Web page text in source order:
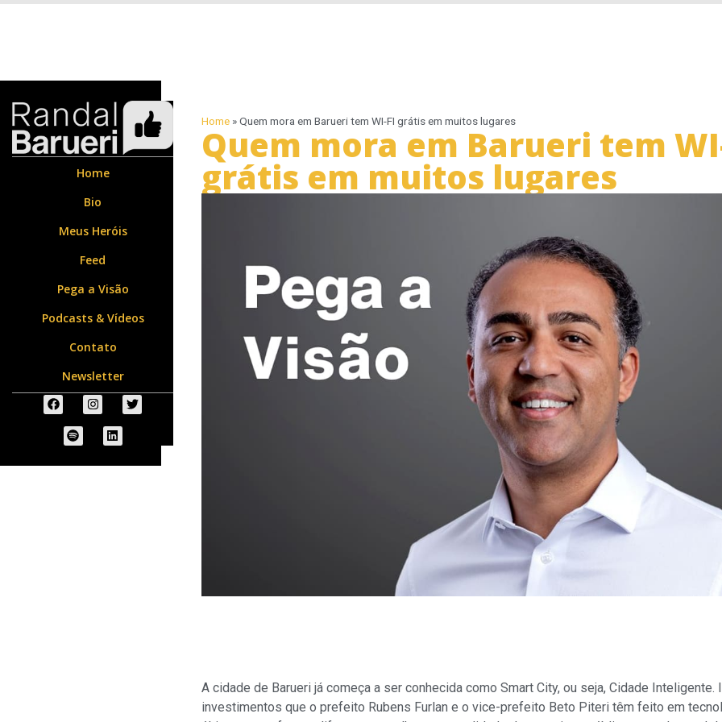
Home
Bio
Meus Heróis
Feed
Pega a Visão
Podcasts & Vídeos
Contato
Newsletter
Home »Quem mora em Barueri tem WI-FI grátis em muitos lugares
Quem mora em Barueri tem
grátis em muitos lugares
A cidade de Barueri já começa a ser conhecida como Smart City, ou seja, Cidade
investimentos que o prefeito Rubens Furlan e o vice-prefeito Beto Piteri têm feito em